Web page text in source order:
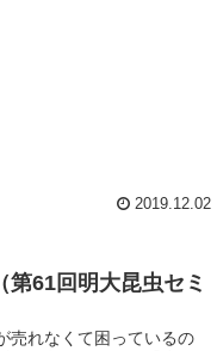
2019.12.02
61回明大昆虫セミ
売れなくて困っているの